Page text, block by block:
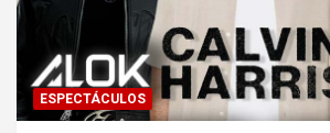
ESPECTÁCULOS